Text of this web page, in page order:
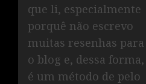
que li, especialmente
porquê não escrevo
muitas resenhas para
o blog e, dessa forma,
é um método de pelo